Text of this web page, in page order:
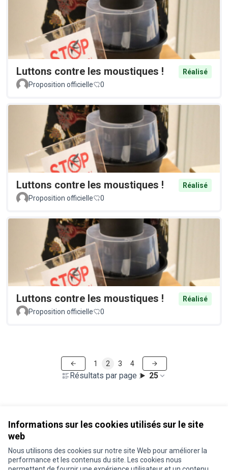
Informations sur les cookies utilisés sur le site
web
Nous utilisons des cookies sur notre site Web pour améliorer la
performance et les contenus du site. Les cookies nous
Luttons contre les moustiques !
Réalisé
Proposition officielle
0
Luttons contre les moustiques !
Réalisé
Proposition officielle
0
Luttons contre les moustiques !
Réalisé
Proposition officielle
0
Résultats par page : 25
1 2 3 4
Conditions d'utilisation
Paramètres des cookies